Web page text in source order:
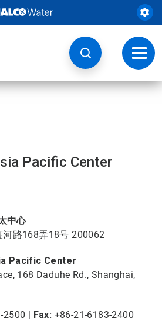
Pacific Center
中心
河路168弄18号 200062
Pacific Center
168 Daduhe Rd., Shanghai,
2500 | Fax: +86-21-6183-2400